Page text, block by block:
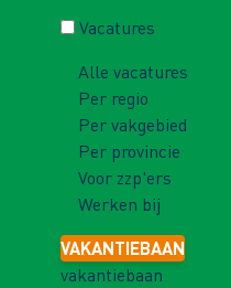
Vacatures
Alle vacatures
Per regio
Per vakgebied
Per provincie
Voor zzp'ers
Werken bij
VAKANTIEBAAN
vakantiebaan